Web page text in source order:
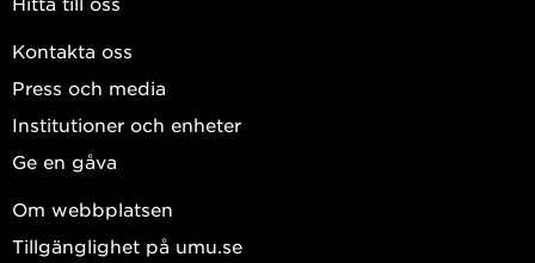
Kontakta oss
Press och media
Institutioner och enheter
Ge en gåva
Om webbplatsen
Tillgänglighet på umu.se